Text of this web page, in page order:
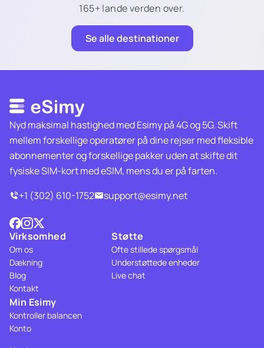
165+ lande verden over.
Se alle destinationer
Nyd maksimal hastighed med Esimy på 4G og 5G. Skift
mellem forskellige operatører på dine rejser med fleksible
abonnementer og forskellige pakker uden at skifte dit
fysiske SIM-kort med eSIM, mens du er på farten.
+1 (302) 610-1752
support@esimy.net
Virksomhed
Om os
Dækning
Blog
Kontakt
Støtte
Ofte stillede spørgsmål
Understøttede enheder
Live chat
Min Esimy
Kontroller balancen
Konto